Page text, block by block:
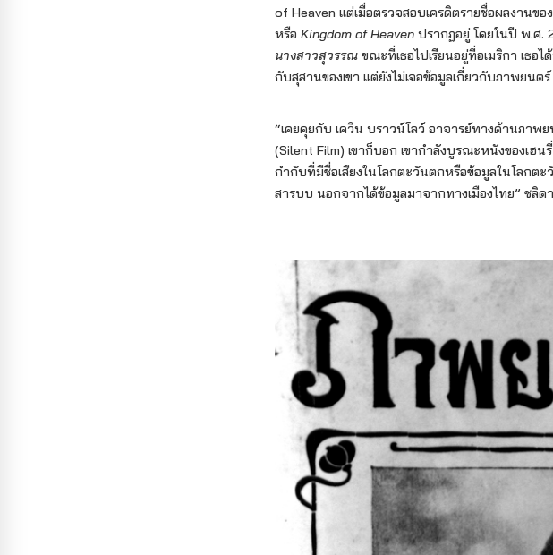
of Heaven แต่เมื่อตรวจสอบเครดิตรายชื่อผลงานข
หรือ Kingdom of Heaven ปรากฏอยู่ โดยในปี พ.ศ.
นางสาวสุวรรณ ขณะที่เธอไปเรียนอยู่ที่อเมริกา เธ
กับสุสานของเขา แต่ยังไม่เจอข้อมูลเกี่ยวกับภาพยนตร์
“เคยคุยกับ เควิน บราวน์โลว์ อาจารย์ทางด้านภาพ
(Silent Film) เขาก็บอก เขากำลังบูรณะหนังของเฮนรี่
กำกับที่มีชื่อเสียงในโลกตะวันตกหรือข้อมูลในโลกตะ
สารบบ นอกจากได้ข้อมูลมาจากทางเมืองไทย” ชลิด